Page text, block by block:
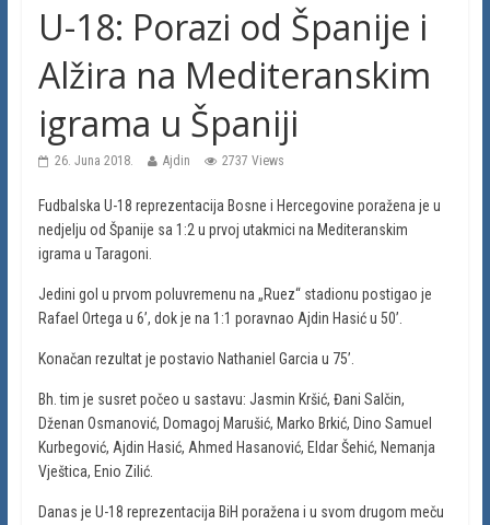
U-18: Porazi od Španije i
Alžira na Mediteranskim
igrama u Španiji
26. Juna 2018. Ajdin 2737 Views
Fudbalska U-18 reprezentacija Bosne i Hercegovine poražena je u
nedjelju od Španije sa 1:2 u prvoj utakmici na Mediteranskim
igrama u Taragoni.
Jedini gol u prvom poluvremenu na „Ruez“ stadionu postigao je
Rafael Ortega u 6’, dok je na 1:1 poravnao Ajdin Hasić u 50’.
Konačan rezultat je postavio Nathaniel Garcia u 75’.
Bh. tim je susret počeo u sastavu: Jasmin Kršić, Đani Salčin,
Dženan Osmanović, Domagoj Marušić, Marko Brkić, Dino Samuel
Kurbegović, Ajdin Hasić, Ahmed Hasanović, Eldar Šehić, Nemanja
Vještica, Enio Zilić.
Danas je U-18 reprezentacija BiH poražena i u svom drugom meču